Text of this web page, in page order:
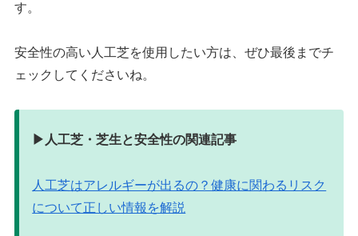
す。
安全性の高い人工芝を使用したい方は、ぜひ最後までチ
ェックしてくださいね。
▶︎人工芝・芝生と安全性の関連記事
人工芝はアレルギーが出るの？健康に関わるリスク
について正しい情報を解説